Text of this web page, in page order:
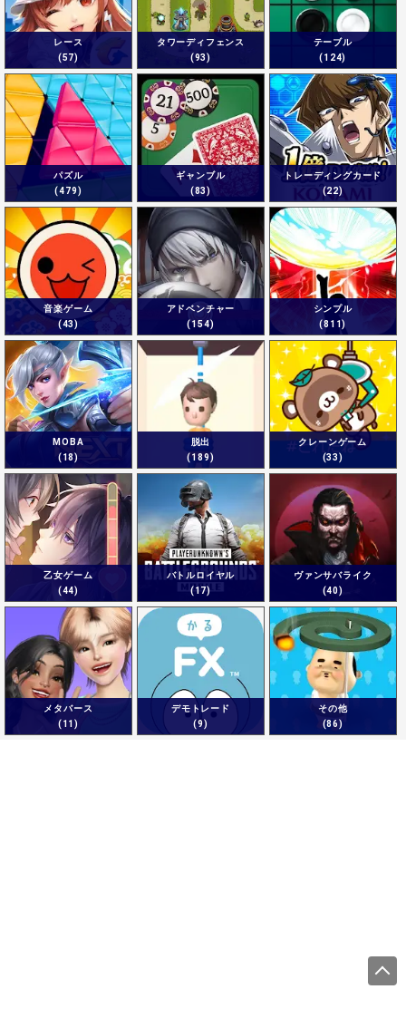
レース
(57)
タワーディフェンス
(93)
テーブル
(124)
パズル
(479)
ギャンブル
(83)
トレーディングカード
(22)
音楽ゲーム
(43)
アドベンチャー
(154)
シンプル
(811)
MOBA
(18)
脱出
(189)
クレーンゲーム
(33)
乙女ゲーム
(44)
バトルロイヤル
(17)
ヴァンサバライク
(40)
メタバース
(11)
デモトレード
(9)
その他
(86)